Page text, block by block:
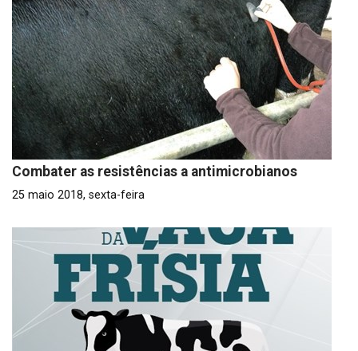
Combater as resistências a antimicrobianos
25 maio 2018, sexta-feira